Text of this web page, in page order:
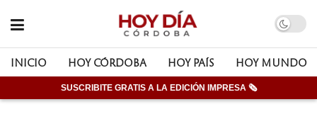
INICIO HOY CÓRDOBA HOY PAÍS HOY MUNDO
SUSCRIBITE GRATIS A LA EDICIÓN IMPRESA 🗞